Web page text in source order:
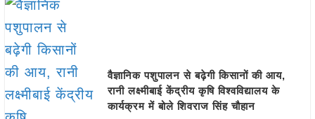
वैज्ञानिक पशुपालन से बढ़ेगी किसानों की आय,
रानी लक्ष्मीबाई केंद्रीय कृषि विश्वविद्यालय के
कार्यक्रम में बोले शिवराज सिंह चौहान